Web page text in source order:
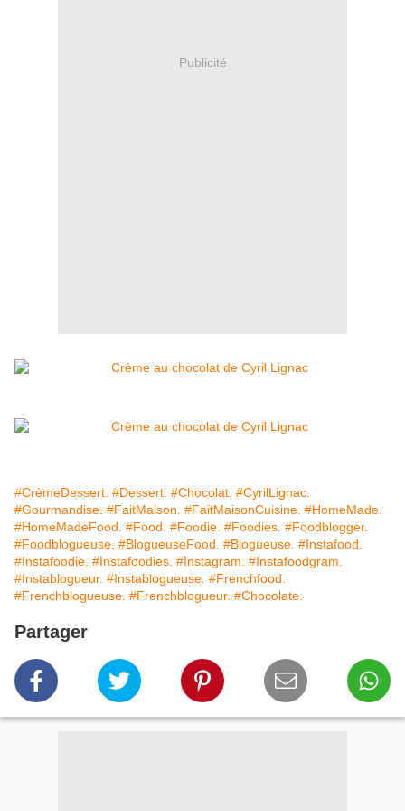
Publicité
#CrèmeDessert. #Dessert. #Chocolat. #CyrilLignac.
#Gourmandise. #FaitMaison. #FaitMaisonCuisine. #HomeMade.
#HomeMadeFood. #Food. #Foodie. #Foodies. #Foodblogger.
#Foodblogueuse. #BlogueuseFood. #Blogueuse. #Instafood.
#Instafoodie. #Instafoodies. #Instagram. #Instafoodgram.
#Instablogueur. #Instablogueuse. #Frenchfood.
#Frenchblogueuse. #Frenchblogueur. #Chocolate.
Partager